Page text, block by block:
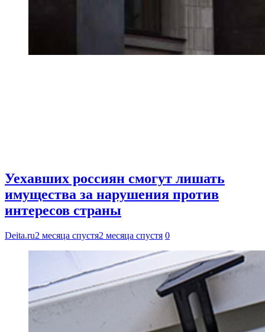
Уехавших россиян смогут лишать
имущества за нарушения против
интересов страны
Deita.ru2 месяца спустя2 месяца спустя 0